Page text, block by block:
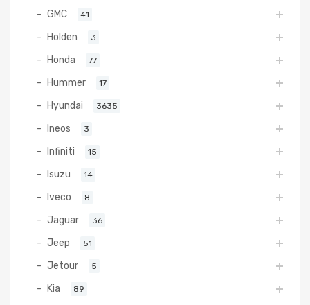
GMC 41
Holden 3
Honda 77
Hummer 17
Hyundai 3635
Ineos 3
Infiniti 15
Isuzu 14
Iveco 8
Jaguar 36
Jeep 51
Jetour 5
Kia 89